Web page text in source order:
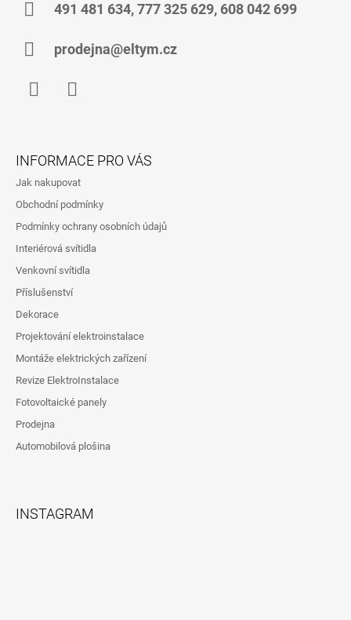
491 481 634, 777 325 629, 608 042 699
prodejna@eltym.cz
INFORMACE PRO VÁS
Jak nakupovat
Obchodní podmínky
Podmínky ochrany osobních údajů
Interiérová svítidla
Venkovní svítidla
Příslušenství
Dekorace
Projektování elektroinstalace
Montáže elektrických zařízení
Revize ElektroInstalace
Fotovoltaické panely
Prodejna
Automobilová plošina
INSTAGRAM